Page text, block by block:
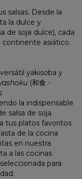
salsas. Desde la
la dulce y
de soja dulce), cada
continente asiático.
yakisoba y
(和食 -
la indispensable
salsa de soja
tus platos favoritos
de la cocina
en nuestra
a las cocinas
para